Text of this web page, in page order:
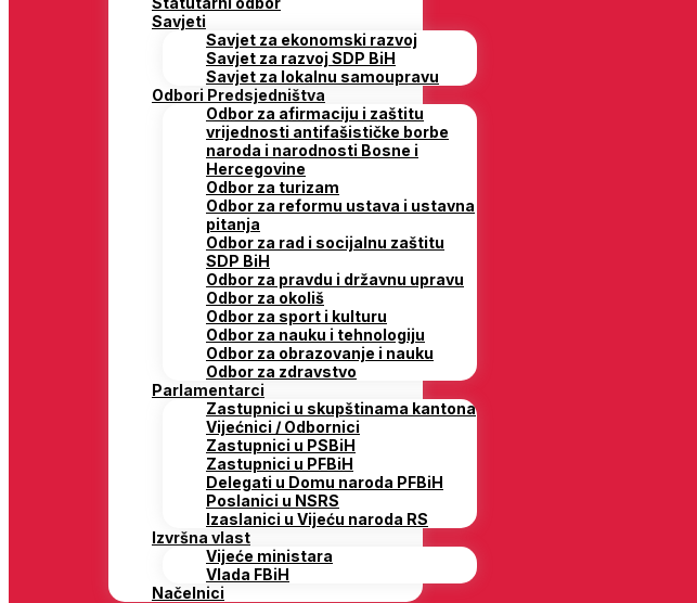
Savjeti
Savjet za ekonomski razvoj
Savjet za razvoj SDP BiH
Savjet za lokalnu samoupravu
Odbori Predsjedništva
Odbor za afirmaciju i zaštitu
vrijednosti antifašističke borbe
naroda i narodnosti Bosne i
Hercegovine
Odbor za turizam
Odbor za reformu ustava i ustavna
pitanja
Odbor za rad i socijalnu zaštitu
SDP BiH
Odbor za pravdu i državnu upravu
Odbor za okoliš
Odbor za sport i kulturu
Odbor za nauku i tehnologiju
Odbor za obrazovanje i nauku
Odbor za zdravstvo
Parlamentarci
Zastupnici u skupštinama kantona
Vijećnici / Odbornici
Zastupnici u PSBiH
Zastupnici u PFBiH
Delegati u Domu naroda PFBiH
Poslanici u NSRS
Izaslanici u Vijeću naroda RS
Izvršna vlast
Vijeće ministara
Vlada FBiH
Načelnici